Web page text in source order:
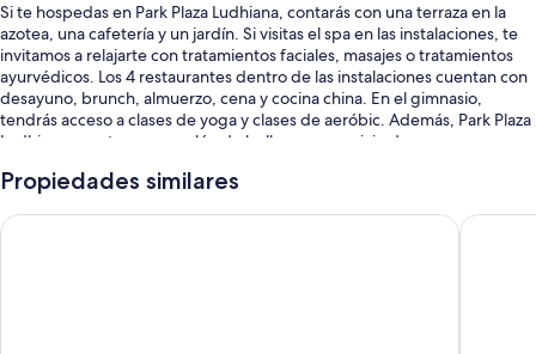
Si te hospedas en Park Plaza Ludhiana, contarás con una terraza en la
azotea, una cafetería y un jardín. Si visitas el spa en las instalaciones, te
invitamos a relajarte con tratamientos faciales, masajes o tratamientos
ayurvédicos. Los 4 restaurantes dentro de las instalaciones cuentan con
desayuno, brunch, almuerzo, cena y cocina china. En el gimnasio,
tendrás acceso a clases de yoga y clases de aeróbic. Además, Park Plaza
Ludhiana cuenta con un salón de belleza, un servicio de
huéspedes tendrán acceso a wifi gratis en la habitación. Además, la
horas.
Propiedades similares
Regenta Central Klassik Hotel